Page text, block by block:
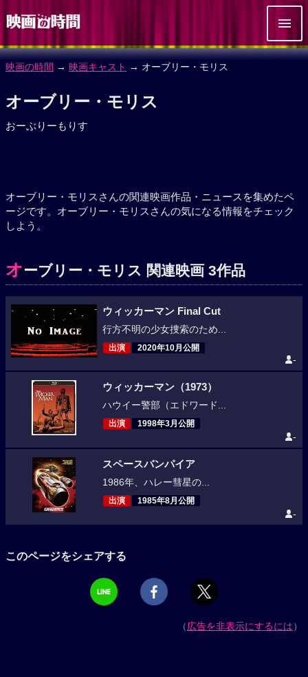
映画の時間 → 映画キャスト → オーブリー・モリス
オーブリー・モリス
おーぶりーもりす
オーブリー・モリスさんの関連映画作品・ニュースを集めたペ
ージです。オーブリー・モリスさんの気になる情報をチェック
しよう。
オーブリー・モリス 関連映画 3作品
ウィッカーマン Final Cut
行方不明の少女捜索のため...
出演 2020年10月公開
-
ウィッカーマン（1973）
ハウイー警部（エドワード...
出演 1998年3月公開
-
スペースバンパイア
1986年、ハレー彗星の...
出演 1985年8月公開
-
このページをシェアする
（広告を非表示にするには）